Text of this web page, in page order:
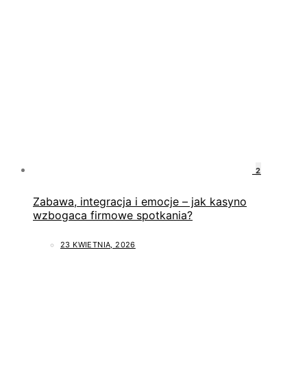
2
Zabawa, integracja i emocje – jak kasyno
wzbogaca firmowe spotkania?
23 KWIETNIA, 2026